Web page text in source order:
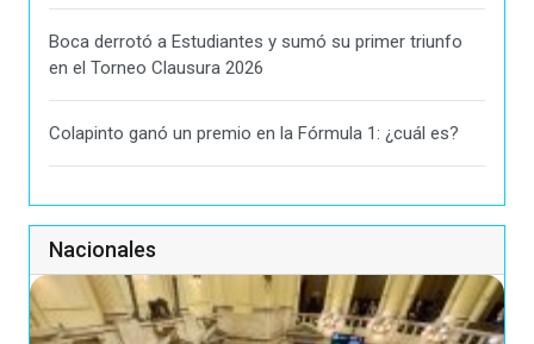
Boca derrotó a Estudiantes y sumó su primer triunfo
en el Torneo Clausura 2026
Colapinto ganó un premio en la Fórmula 1: ¿cuál es?
Nacionales